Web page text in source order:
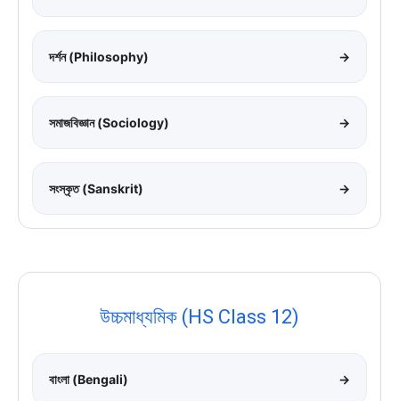
দর্শন (Philosophy) →
সমাজবিজ্ঞান (Sociology) →
সংস্কৃত (Sanskrit) →
উচ্চমাধ্যমিক (HS Class 12)
বাংলা (Bengali) →